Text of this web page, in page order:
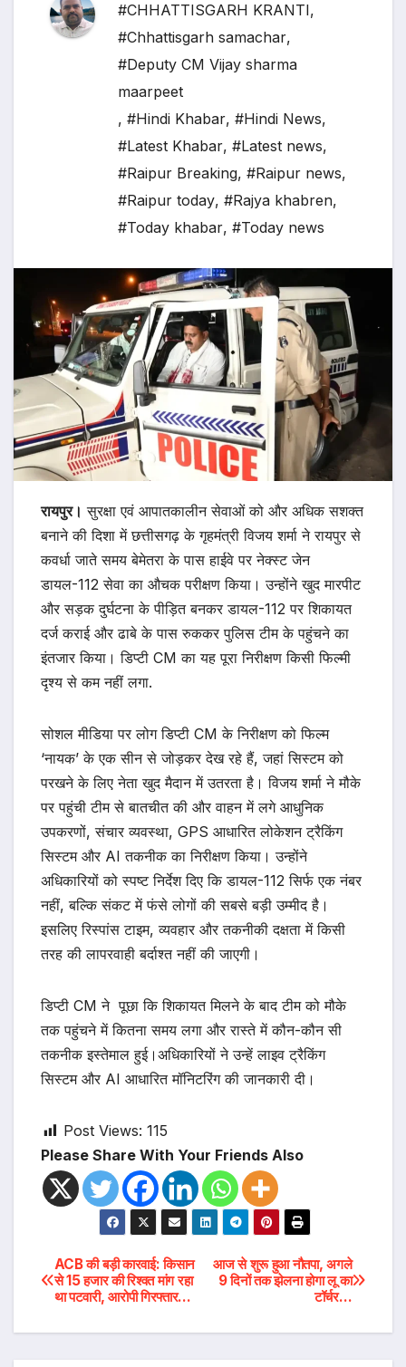
#CHHATTISGARH KRANTI,
#Chhattisgarh samachar,
#Deputy CM Vijay sharma
maarpeet
, #Hindi Khabar, #Hindi News,
#Latest Khabar, #Latest news,
#Raipur Breaking, #Raipur news,
#Raipur today, #Rajya khabren,
#Today khabar, #Today news
रायपुर। सुरक्षा एवं आपातकालीन सेवाओं को और अधिक सशक्त
बनाने की दिशा में छत्तीसगढ़ के गृहमंत्री विजय शर्मा ने रायपुर से
कवर्धा जाते समय बेमेतरा के पास हाईवे पर नेक्स्ट जेन
डायल-112 सेवा का औचक परीक्षण किया। उन्होंने खुद मारपीट
और सड़क दुर्घटना के पीड़ित बनकर डायल-112 पर शिकायत
दर्ज कराई और ढाबे के पास रुककर पुलिस टीम के पहुंचने का
इंतजार किया। डिप्टी CM का यह पूरा निरीक्षण किसी फिल्मी
दृश्य से कम नहीं लगा.
सोशल मीडिया पर लोग डिप्टी CM के निरीक्षण को फिल्म
‘नायक’ के एक सीन से जोड़कर देख रहे हैं, जहां सिस्टम को
परखने के लिए नेता खुद मैदान में उतरता है। विजय शर्मा ने मौके
पर पहुंची टीम से बातचीत की और वाहन में लगे आधुनिक
उपकरणों, संचार व्यवस्था, GPS आधारित लोकेशन ट्रैकिंग
सिस्टम और AI तकनीक का निरीक्षण किया। उन्होंने
अधिकारियों को स्पष्ट निर्देश दिए कि डायल-112 सिर्फ एक नंबर
नहीं, बल्कि संकट में फंसे लोगों की सबसे बड़ी उम्मीद है।
इसलिए रिस्पांस टाइम, व्यवहार और तकनीकी दक्षता में किसी
तरह की लापरवाही बर्दाश्त नहीं की जाएगी।
डिप्टी CM ने पूछा कि शिकायत मिलने के बाद टीम को मौके
तक पहुंचने में कितना समय लगा और रास्ते में कौन-कौन सी
तकनीक इस्तेमाल हुई।अधिकारियों ने उन्हें लाइव ट्रैकिंग
सिस्टम और AI आधारित मॉनिटरिंग की जानकारी दी।
Post Views: 115
Please Share With Your Friends Also
Post
navigation
आज से शुरू हुआ नौतपा, अगले
9 दिनों तक झेलना होगा लू का
टॉर्चर…
ACB की बड़ी कारवाई: किसान
से 15 हजार की रिश्वत मांग रहा
था पटवारी, आरोपी गिरफ्तार…